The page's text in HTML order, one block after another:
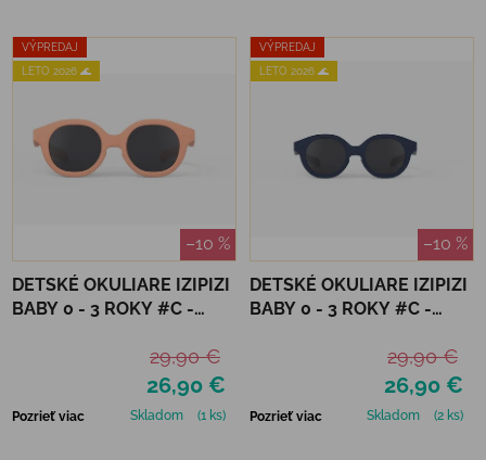
VÝPREDAJ
LETO 2026 🌊
–10 %
DETSKÉ OKULIARE IZIPIZI
BABY 0 - 3 ROKY #C -
26,90 €
29,90 €
Pozrieť viac Skladom (1 ks)
VÝPREDAJ
LETO 2026 🌊
–10 %
DETSKÉ OKULIARE IZIPIZI
BABY 0 - 3 ROKY #C -
26,90 €
29,90 €
Pozrieť viac Skladom (2 ks)